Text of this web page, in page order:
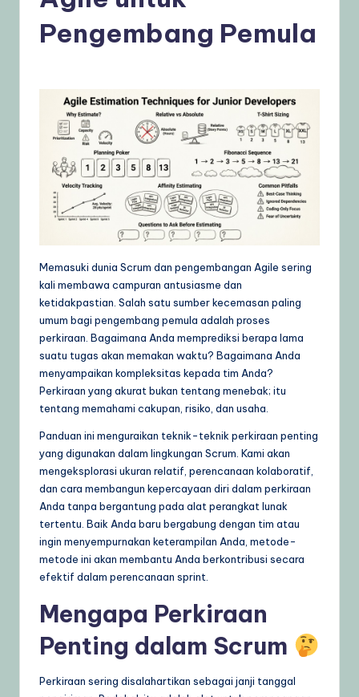
o
w
d
T
p
&
L
Pengembang Pemula
Memasuki dunia Scrum dan pengembangan Agile sering
kali membawa campuran antusiasme dan
ketidakpastian. Salah satu sumber kecemasan paling
umum bagi pengembang pemula adalah proses
perkiraan. Bagaimana Anda memprediksi berapa lama
suatu tugas akan memakan waktu? Bagaimana Anda
menyampaikan kompleksitas kepada tim Anda?
Perkiraan yang akurat bukan tentang menebak; itu
tentang memahami cakupan, risiko, dan usaha.
Panduan ini menguraikan teknik-teknik perkiraan penting
yang digunakan dalam lingkungan Scrum. Kami akan
mengeksplorasi ukuran relatif, perencanaan kolaboratif,
dan cara membangun kepercayaan diri dalam perkiraan
Anda tanpa bergantung pada alat perangkat lunak
tertentu. Baik Anda baru bergabung dengan tim atau
ingin menyempurnakan keterampilan Anda, metode-
metode ini akan membantu Anda berkontribusi secara
efektif dalam perencanaan sprint.
Mengapa Perkiraan
Penting dalam Scrum
Perkiraan sering disalahartikan sebagai janji tanggal